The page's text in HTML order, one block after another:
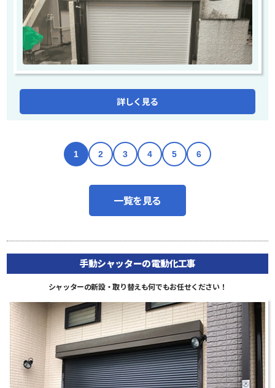
詳しく見る
1 2 3 4 5 6
一覧を見る
手動シャッターの電動化工事
シャッターの新設・取り替えも何でもお任せください！